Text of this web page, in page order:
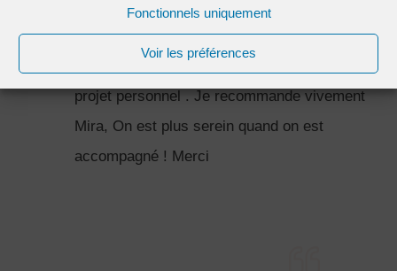
Fonctionnels uniquement
Voir les préférences
maison sans stress" mais pour le moment
c'est vraiment très intéressant, ça donne
envie d'aller plus loin et d'avancer dans son
projet personnel . Je recommande vivement
Mira, On est plus serein quand on est
accompagné ! Merci